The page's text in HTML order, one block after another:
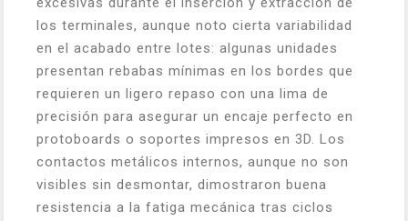
los terminales, aunque noto cierta variabilidad
en el acabado entre lotes: algunas unidades
presentan rebabas mínimas en los bordes que
requieren un ligero repaso con una lima de
precisión para asegurar un encaje perfecto en
protoboards o soportes impresos en 3D. Los
contactos metálicos internos, aunque no son
visibles sin desmontar, dimostraron buena
resistencia a la fatiga mecánica tras ciclos